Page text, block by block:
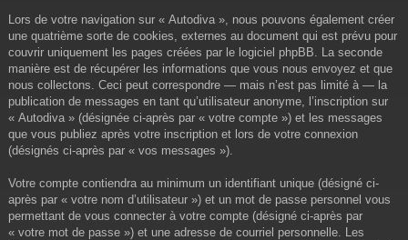
Lors de votre navigation sur « Autodiva », nous pouvons également créer
une quatrième sorte de cookies, externes au document qui est prévu pour
couvrir uniquement les pages créées par le logiciel phpBB. La seconde
manière est de récupérer les informations que vous nous envoyez et que
nous collectons. Ceci peut correspondre — mais n’est pas limité à — la
publication de messages en tant qu’utilisateur anonyme, l’inscription sur
« Autodiva » (désignée ci-après par « votre compte ») et les messages
que vous publiez après votre inscription et lors de votre connexion
(désignés ci-après par « vos messages »).
Votre compte contiendra au minimum un identifiant unique (désigné ci-
après par « votre nom d’utilisateur ») et un mot de passe personnel vous
permettant de vous connecter à votre compte (désigné ci-après par
« votre mot de passe ») et une adresse de courriel personnelle. Les